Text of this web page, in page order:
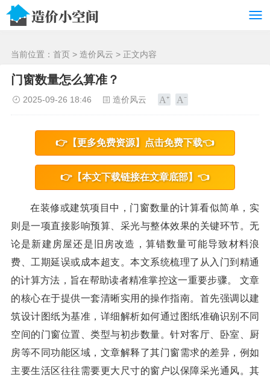
当前位置： 首页 > 造价风云 > 正文内容
门窗数量怎么算准？
2025-09-26 18:46 造价风云
👉【更多免费资源】点击免费下载👈
👉【本文下载链接在文章底部】👈
在装修或建筑项目中，门窗数量的计算看似简单，实
则是一项直接影响预算、采光与整体效果的关键环节。无
论是新建房屋还是旧房改造，算错数量可能导致材料浪
费、工期延误或成本超支。本文系统梳理了从入门到精通
的计算方法，旨在帮助读者精准掌控这一重要步骤。 文章
的核心在于提供一套清晰实用的操作指南。首先强调以建
筑设计图纸为基准，详细解析如何通过图纸准确识别不同
空间的门窗位置、类型与初步数量。针对客厅、卧室、厨
房等不同功能区域，文章解释了其门窗需求的差异，例如
主要生活区往往需要更大尺寸的窗户以保障采光通风。其